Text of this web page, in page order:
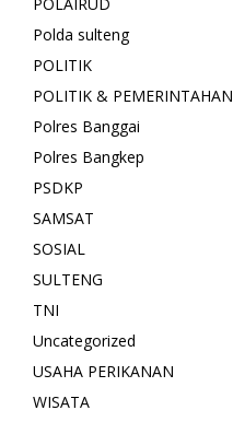
Polda sulteng
POLITIK
POLITIK & PEMERINTAHAN
Polres Banggai
Polres Bangkep
PSDKP
SAMSAT
SOSIAL
SULTENG
TNI
Uncategorized
USAHA PERIKANAN
WISATA